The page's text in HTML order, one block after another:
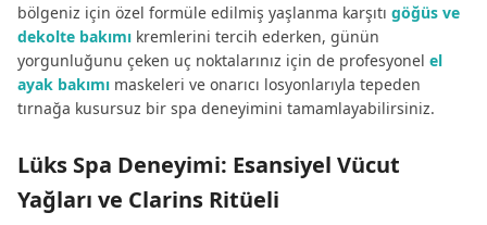
bölgeniz için özel formüle edilmiş yaşlanma karşıtı göğüs ve
dekolte bakımı kremlerini tercih ederken, günün
yorgunluğunu çeken uç noktalarınız için de profesyonel el
ayak bakımı maskeleri ve onarıcı losyonlarıyla tepeden
tırnağa kusursuz bir spa deneyimini tamamlayabilirsiniz.
Lüks Spa Deneyimi: Esansiyel Vücut
Yağları ve Clarins Ritüeli